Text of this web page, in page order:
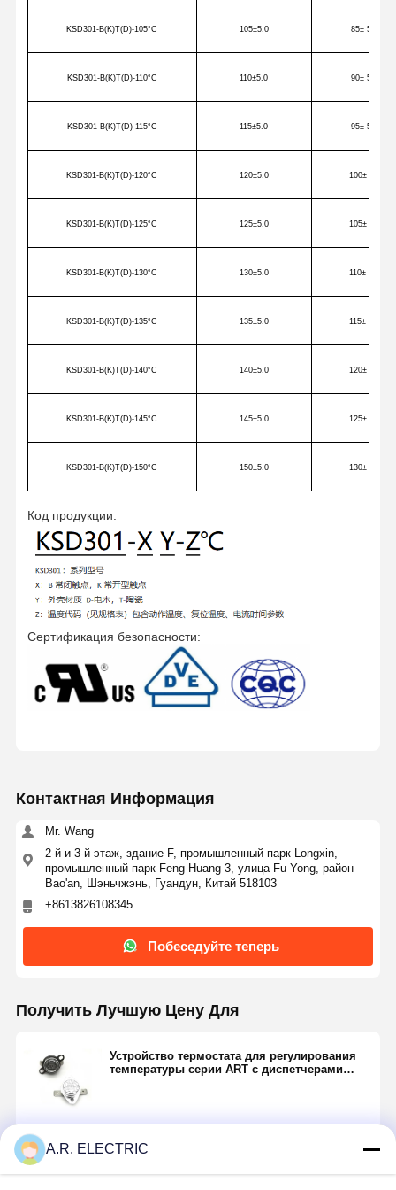
KSD301-B(K)T(D)-105°C 105±5.0 85± 5
KSD301-B(K)T(D)-110°C 110±5.0 90± 5
KSD301-B(K)T(D)-115°C 115±5.0 95± 5
KSD301-B(K)T(D)-120°C 120±5.0 100± 5
KSD301-B(K)T(D)-125°C 125±5.0 105± 5
KSD301-B(K)T(D)-130°C 130±5.0 110± 5
KSD301-B(K)T(D)-135°C 135±5.0 115± 5
KSD301-B(K)T(D)-140°C 140±5.0 120± 5
KSD301-B(K)T(D)-145°C 145±5.0 125± 5
KSD301-B(K)T(D)-150°C 150±5.0 130± 5
Код продукции:
Сертификация безопасности:
Контактная Информация
Mr. Wang
2-й и 3-й этаж, здание F, промышленный парк Longxin,
промышленный парк Feng Huang 3, улица Fu Yong, район
Bao'an, Шэньчжэнь, Гуандун, Китай 518103
+8613826108345
Побеседуйте теперь
Получить Лучшую Цену Для
Устройство термостата для регулирования
температуры серии ART с диспетчерами
Продолжать
A.R. ELECTRIC